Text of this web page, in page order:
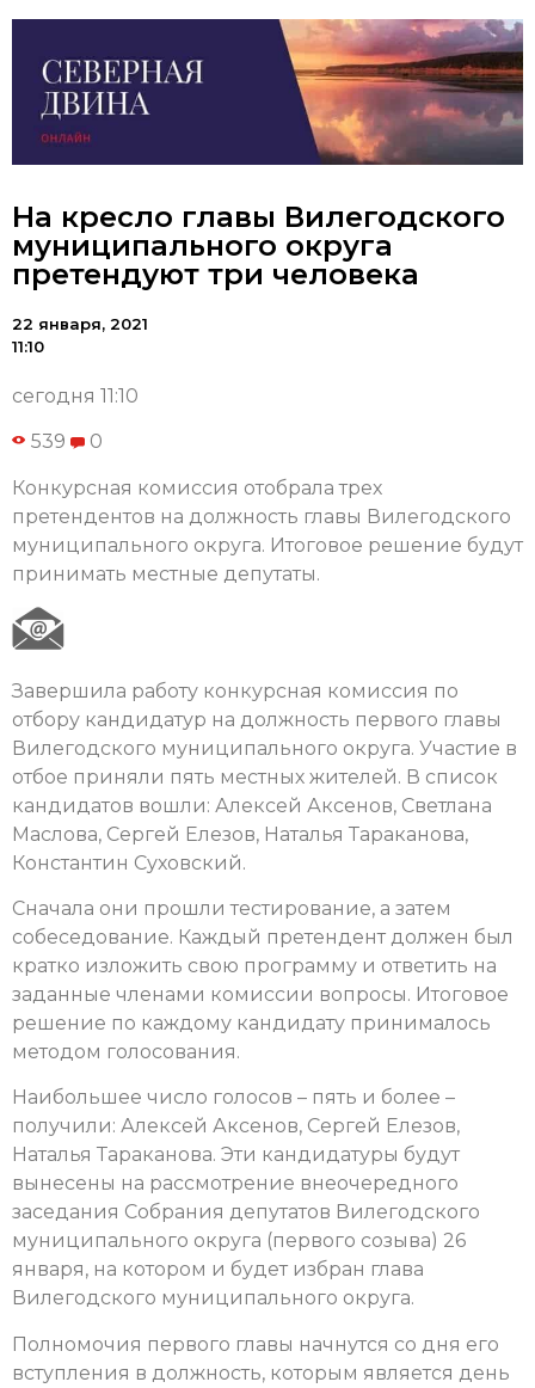
На кресло главы Вилегодского
муниципального округа
претендуют три человека
22 января, 2021
11:10
сегодня 11:10
539 0
Конкурсная комиссия отобрала трех
претендентов на должность главы Вилегодского
муниципального округа. Итоговое решение будут
принимать местные депутаты.
Завершила работу конкурсная комиссия по
отбору кандидатур на должность первого главы
Вилегодского муниципального округа. Участие в
отбое приняли пять местных жителей. В список
кандидатов вошли: Алексей Аксенов, Светлана
Маслова, Сергей Елезов, Наталья Тараканова,
Константин Суховский.
Сначала они прошли тестирование, а затем
собеседование. Каждый претендент должен был
кратко изложить свою программу и ответить на
заданные членами комиссии вопросы. Итоговое
решение по каждому кандидату принималось
методом голосования.
Наибольшее число голосов – пять и более –
получили: Алексей Аксенов, Сергей Елезов,
Наталья Тараканова. Эти кандидатуры будут
вынесены на рассмотрение внеочередного
заседания Собрания депутатов Вилегодского
муниципального округа (первого созыва) 26
января, на котором и будет избран глава
Вилегодского муниципального округа.
Полномочия первого главы начнутся со дня его
вступления в должность, которым является день